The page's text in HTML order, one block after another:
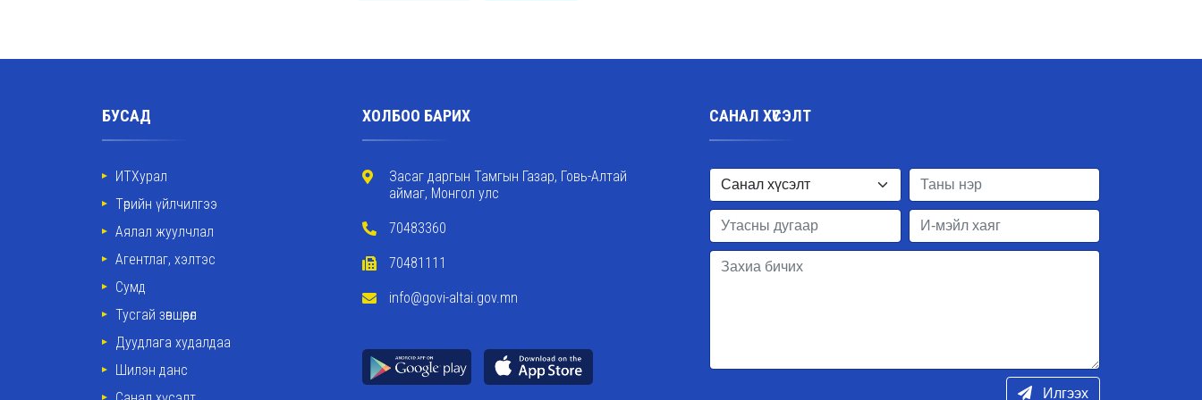
БУСАД
ИТХурал
Төрийн үйлчилгээ
Аялал жуулчлал
Агентлаг, хэлтэс
Сумд
Тусгай зөвшөөрөл
Дуудлага худалдаа
Шилэн данс
ХОЛБОО БАРИХ
Засаг даргын Тамгын Газар, Говь-Алтай
аймаг, Монгол улс
70483360
70481111
info@govi-altai.gov.mn
САНАЛ ХҮСЭЛТ
Илгээх